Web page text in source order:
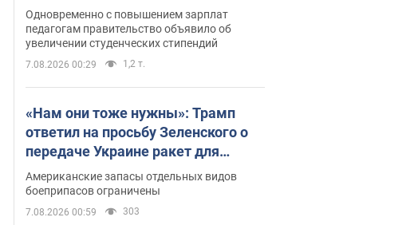
Одновременно с повышением зарплат
педагогам правительство объявило об
увеличении студенческих стипендий
7.08.2026 00:29 1,2 т.
«Нам они тоже нужны»: Трамп
ответил на просьбу Зеленского о
передаче Украине ракет для
Patriot
Американские запасы отдельных видов
боеприпасов ограничены
7.08.2026 00:59 303